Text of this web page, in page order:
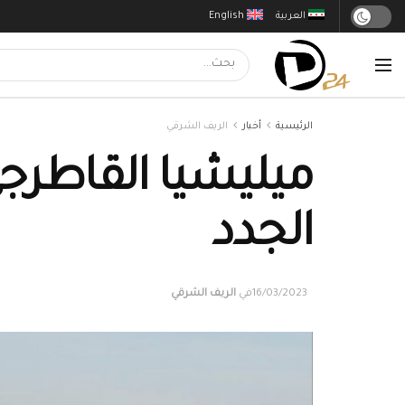
English العربية
الرئيسية أخبار الريف الشرقي
ميليشيا
الجدد
16/03/2023 في الريف الشرقي